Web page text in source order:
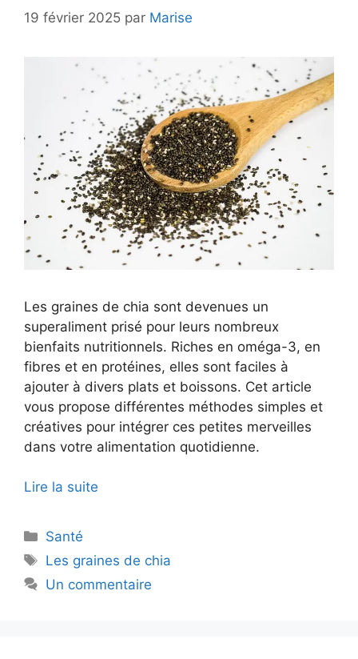
19 février 2025 par Marise
Les graines de chia sont devenues un
superaliment prisé pour leurs nombreux
bienfaits nutritionnels. Riches en oméga-3, en
fibres et en protéines, elles sont faciles à
ajouter à divers plats et boissons. Cet article
vous propose différentes méthodes simples et
créatives pour intégrer ces petites merveilles
dans votre alimentation quotidienne.
Lire la suite
Catégories
Santé
Étiquettes
Les graines de chia
Un commentaire